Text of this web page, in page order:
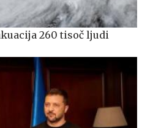
260 tisoč ljudi